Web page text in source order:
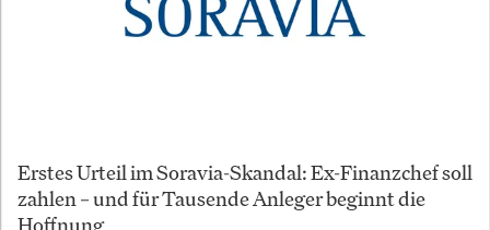
Erstes Urteil im Soravia-Skandal: Ex-Finanzchef soll
zahlen – und für Tausende Anleger beginnt die
Hoffnung